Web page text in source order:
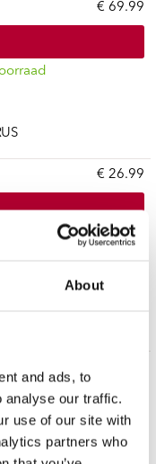
About
and ads, to
analyse our traffic.
use of our site with
partners who
€ 69.99
€ 26.99
Onbekend